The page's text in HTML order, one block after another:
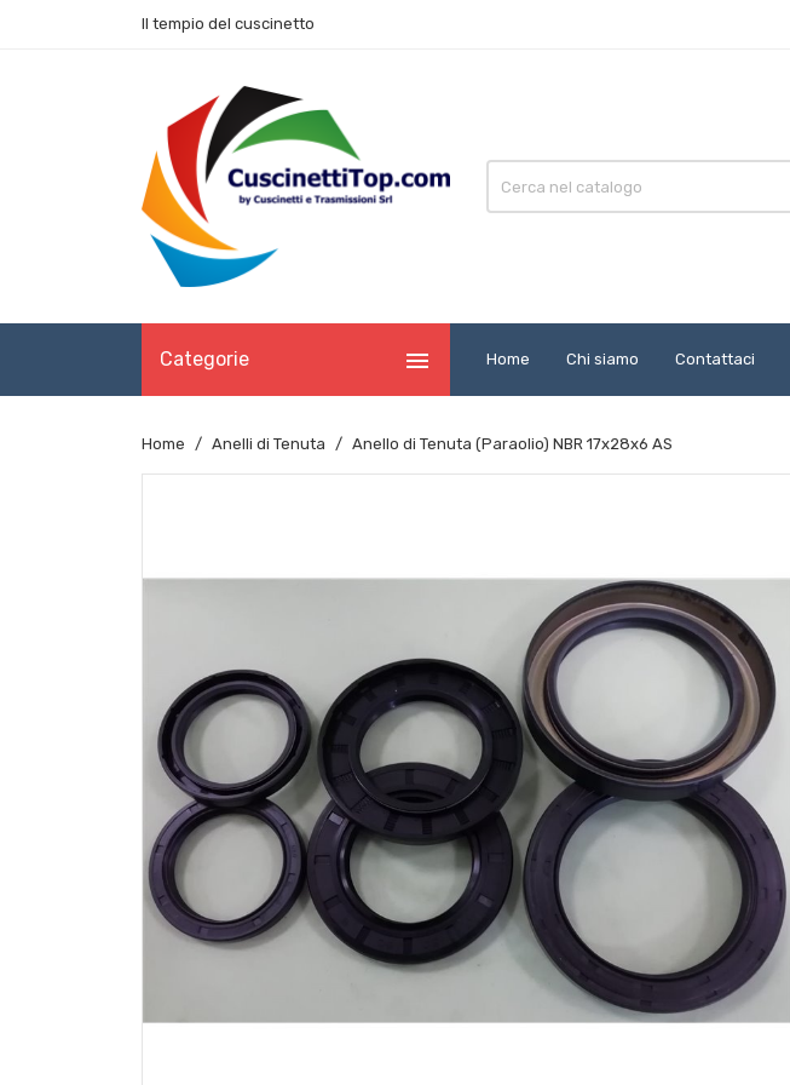
Il tempio del cuscinetto
Categorie  Home Chi siamo Contattaci
Home Anelli di Tenuta Anello di Tenuta (Paraolio) NBR 17x28x6 AS